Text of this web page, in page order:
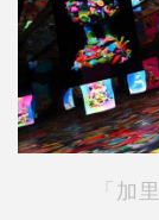
「加